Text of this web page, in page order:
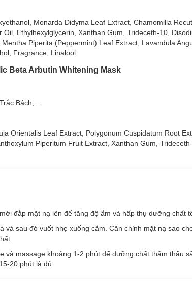
sau mụn.
PEPTIDE, kết hợp cùng các thành phần dưỡng ẩm
căng mịn cho làn da, đồng thời ngăn ngừa lão hoá
Monarda Didyma Leaf Extract, Chamomilla
Ethylhexylglycerin, Xanthan Gum, Trideceth-10,
Piperita (Peppermint) Leaf Extract, Lavandula
Fragrance, Linalool.
Beta Arbutin Whitening Mask
Bách,...
Orientalis Leaf Extract, Polygonum Cuspidatum Root
Piperitum Fruit Extract, Xanthan Gum,
đắp mặt nạ lên để tăng độ ẩm và hấp thụ dưỡng chất
sau đó vuốt nhẹ xuống cằm. Căn chỉnh mặt nạ sao
massage khoảng 1-2 phút để dưỡng chất thẩm thấu
20 phút là đủ.